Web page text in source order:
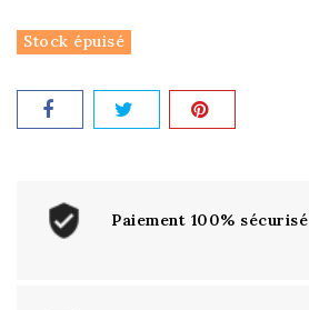
Stock épuisé
Paiement 100% sécurisé